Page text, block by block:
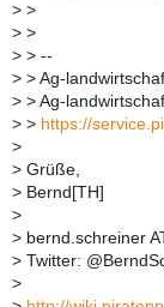
> >
> >
> > --
> > Ag-
> > Ag-
> > https://
>
> Grüße,
> Bernd[TH]
>
> bernd.schreiner
> Twitter:
>